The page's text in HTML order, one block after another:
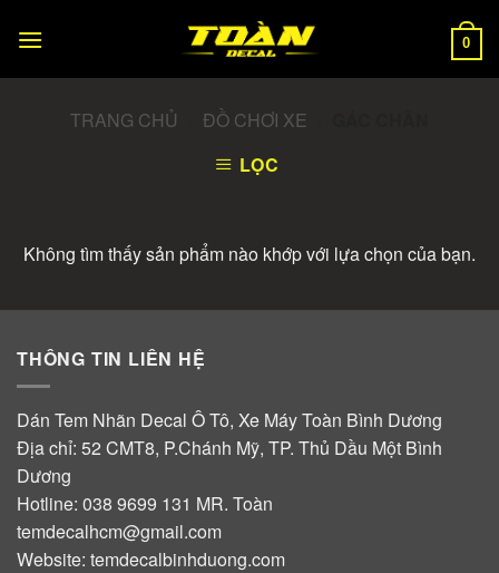
0
TRANG CHỦ ĐỒ CHƠI XE
LỌC
Không tìm thấy sản phẩm nào khớp với lựa chọn của bạn.
THÔNG TIN LIÊN HỆ
Dán Tem Nhãn Decal Ô Tô, Xe Máy Toàn Bình Dương
Địa chỉ: 52 CMT8, P.Chánh Mỹ, TP. Thủ Dầu Một Bình
Dương
Hotline: 038 9699 131 MR. Toàn
temdecalhcm@gmail.com
Website: temdecalbinhduong.com